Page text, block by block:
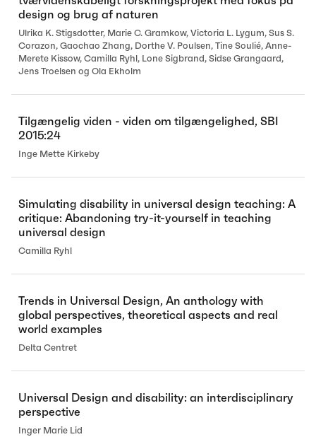
design og brug af naturen
Ulrika K. Stigsdotter, Marie C. Gramkow, Victoria L. Lygum, Sus S.
Corazon, Gaochao Zhang, Dorthe V. Poulsen, Tine Soulié, Anne-
Merete Kissow, Camilla Ryhl, Lone Sigbrand, Sidse Grangaard,
Jens Troelsen og Ola Ekholm
Tilgængelig viden - viden om tilgængelighed, SBI
2015:24
Inge Mette Kirkeby
Simulating disability in universal design teaching: A
critique: Abandoning try-it-yourself in teaching
universal design
Camilla Ryhl
Trends in Universal Design, An anthology with
global perspectives, theoretical aspects and real
world examples
Delta Centret
Universal Design and disability: an interdisciplinary
perspective
Inger Marie Lid